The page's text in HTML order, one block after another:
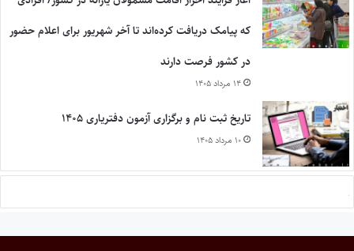
که پیامک دریافت کرده‌اند تا آخر شهریور برای اعلام حضور
در کشور فرصت دارند
۱۴ مرداد ۱۴۰۵
تاریخ ثبت نام و برگزاری آزمون دفتریاری ۱۴۰۵
۱۰ مرداد ۱۴۰۵